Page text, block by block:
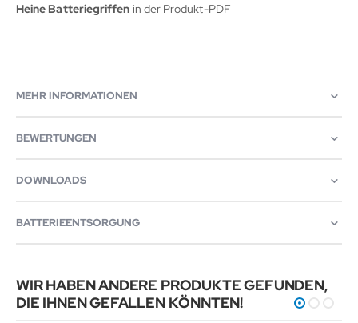
Heine Batteriegriffen in der Produkt-PDF
MEHR INFORMATIONEN
BEWERTUNGEN
DOWNLOADS
BATTERIEENTSORGUNG
WIR HABEN ANDERE PRODUKTE GEFUNDEN,
DIE IHNEN GEFALLEN KÖNNTEN!